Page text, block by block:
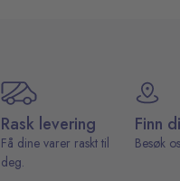
Rask levering
Få dine varer raskt til
deg.
Finn
Besøk